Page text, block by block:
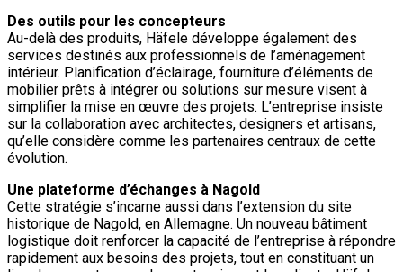
Des outils pour les concepteurs
Au-delà des produits, Häfele développe également des
services destinés aux professionnels de l’aménagement
intérieur. Planification d’éclairage, fourniture d’éléments de
mobilier prêts à intégrer ou solutions sur mesure visent à
simplifier la mise en œuvre des projets. L’entreprise insiste
sur la collaboration avec architectes, designers et artisans,
qu’elle considère comme les partenaires centraux de cette
évolution.
Une plateforme d’échanges à Nagold
Cette stratégie s’incarne aussi dans l’extension du site
historique de Nagold, en Allemagne. Un nouveau bâtiment
logistique doit renforcer la capacité de l’entreprise à répondre
rapidement aux besoins des projets, tout en constituant un